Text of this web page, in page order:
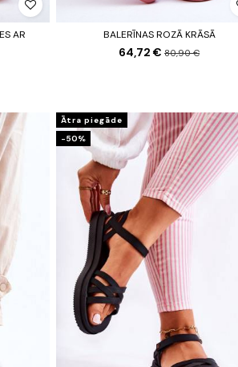
AR
BALERĪNAS ROZĀ KRĀSĀ
64,72 €80,90 €
Ātra piegāde
-50%